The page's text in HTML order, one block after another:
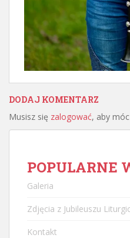
DODAJ KOMENTARZ
Musisz się zalogować, aby
POPULARNE
Galeria
Zdjęcia z Jubileuszu
Kontakt